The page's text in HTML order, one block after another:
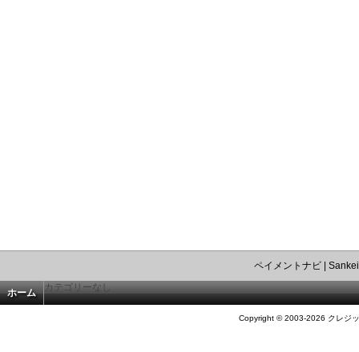
ペイメントナビ|
ホーム カテゴリーなし
Copyright © 2003-2026 クレジ